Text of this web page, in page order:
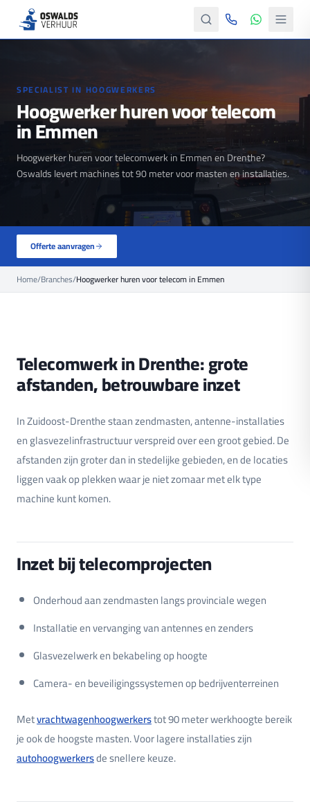
SPECIALIST IN HOOGWERKERS
Hoogwerker huren voor telecom
in Emmen
Hoogwerker huren voor telecomwerk in Emmen en Drenthe?
Oswalds levert machines tot 90 meter voor masten en installaties.
Offerte aanvragen
Home/Branches/Hoogwerker huren voor telecom in Emmen
Telecomwerk in Drenthe: grote
afstanden, betrouwbare inzet
In Zuidoost-Drenthe staan zendmasten, antenne-installaties
en glasvezelinfrastructuur verspreid over een groot gebied. De
afstanden zijn groter dan in stedelijke gebieden, en de locaties
liggen vaak op plekken waar je niet zomaar met elk type
machine kunt komen.
Inzet bij telecomprojecten
Onderhoud aan zendmasten langs provinciale wegen
Installatie en vervanging van antennes en zenders
Glasvezelwerk en bekabeling op hoogte
Camera- en beveiligingssystemen op bedrijventerreinen
Metvrachtwagenhoogwerkerstot 90 meter werkhoogte bereik
je ook de hoogste masten. Voor lagere installaties zijn
autohoogwerkersde snellere keuze.